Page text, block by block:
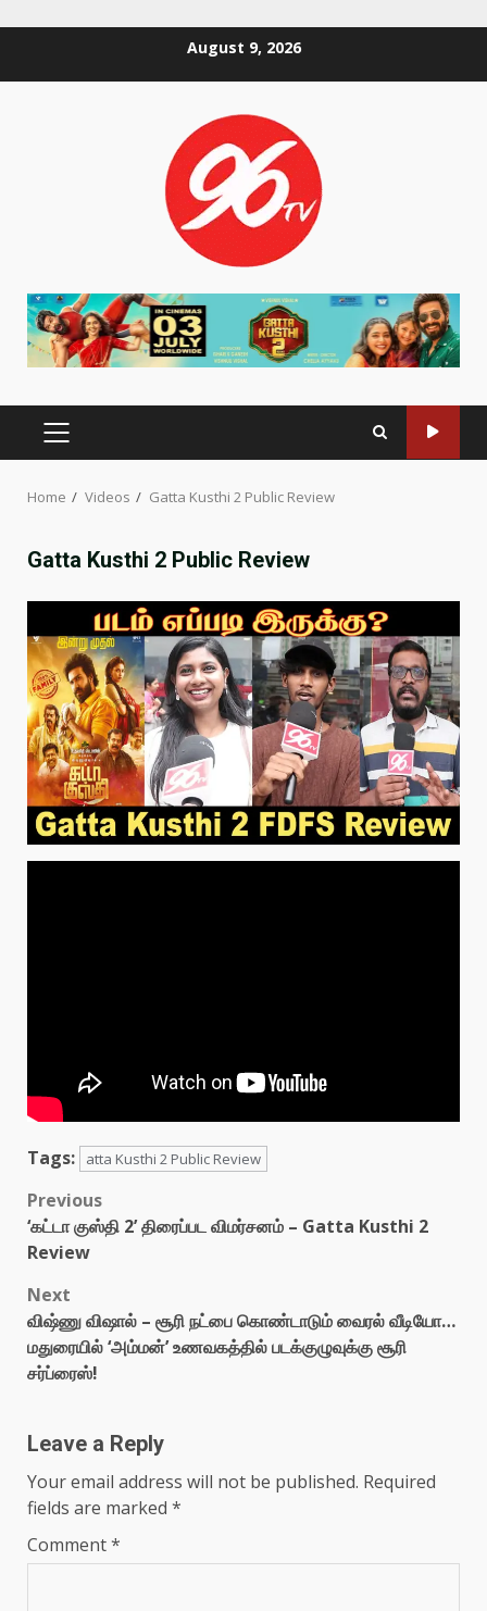
August 9, 2026
PRIMARY
MENU
Home Videos Gatta Kusthi 2 Public Review
Gatta Kusthi 2 Public Review
Tags: atta Kusthi 2 Public Review
Post
navigation
Previous
‘கட்டா குஸ்தி 2’ திரைப்பட விமர்சனம் – Gatta Kusthi 2
Review
Next
விஷ்ணு விஷால் – சூரி நட்பை கொண்டாடும் வைரல் வீடியோ…
மதுரையில் ‘அம்மன்’ உணவகத்தில் படக்குழுவுக்கு சூரி
சர்ப்ரைஸ்!
Leave a Reply
Your email address will not be published. Required
fields are marked *
Comment*